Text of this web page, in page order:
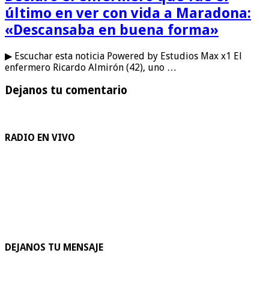
último en ver con vida a Maradona:
«Descansaba en buena forma»
▶ Escuchar esta noticia Powered by Estudios Max x1 El
enfermero Ricardo Almirón (42), uno …
Dejanos tu comentario
RADIO EN VIVO
DEJANOS TU MENSAJE